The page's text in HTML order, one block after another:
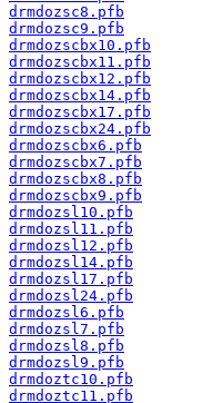
drmdozsc8.pfb
drmdozsc9.pfb
drmdozscbx10.pfb
drmdozscbx11.pfb
drmdozscbx12.pfb
drmdozscbx14.pfb
drmdozscbx17.pfb
drmdozscbx24.pfb
drmdozscbx6.pfb
drmdozscbx7.pfb
drmdozscbx8.pfb
drmdozscbx9.pfb
drmdozsl10.pfb
drmdozsl11.pfb
drmdozsl12.pfb
drmdozsl14.pfb
drmdozsl17.pfb
drmdozsl24.pfb
drmdozsl6.pfb
drmdozsl7.pfb
drmdozsl8.pfb
drmdozsl9.pfb
drmdoztc10.pfb
drmdoztc11.pfb